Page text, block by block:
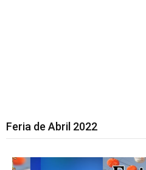
Feria de Abril 2022